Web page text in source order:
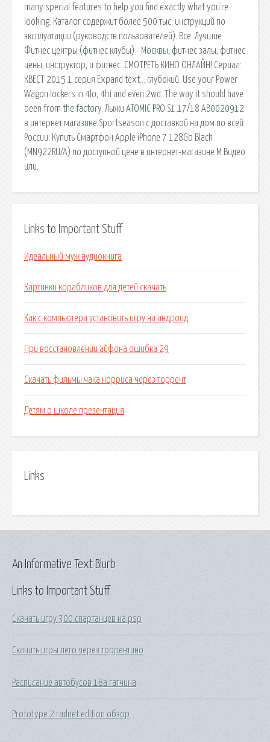
many special features to help you find exactly what you're
looking. Каталог содержит более 500 тыс. инструкций по
эксплуатации (руководств пользователей). Все. Лучшие
Фитнес центры (фитнес клубы) - Москвы, фитнес залы, фитнес
цены, инструктор, и фитнес. СМОТРЕТЬ КИНО ОНЛАЙН! Сериал:
КВЕСТ 2015 1 серия Expand text… глубокий. Use your Power
Wagon lockers in 4lo, 4hi and even 2wd. The way it should have
been from the factory. Лыжи ATOMIC PRO S1 17/18 AB0020912
в интернет магазине Sportseason с доставкой на дом по всей
России. Купить Смартфон Apple iPhone 7 128Gb Black
(MN922RU/A) по доступной цене в интернет-магазине М.Видео
или.
Links to Important Stuff
Идеальный муж аудиокнига
Картинки корабликов для детей скачать
Как с компьютера установить игру на андроид
При восстановлении айфона ошибка 29
Скачать фильмы чака норриса через торрент
Детям о школе презентация
Links
Links to Important Stuff
Скачать игру 300 спартанцев на psp
Скачать игры лего через торрентино
Расписание автобусов 18а гатчина
Prototype 2 radnet edition обзор
An Informative Text Blurb